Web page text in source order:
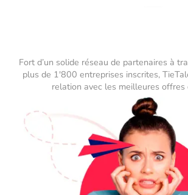
Fort d’un solide réseau de partenaires à
plus de 1'800 entreprises inscrites,
relation avec les meilleures offres